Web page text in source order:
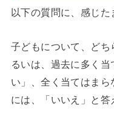
以下の質問に、感じた
子どもについて、ど
るいは、過去に多く
い」、全く当てはま
には、「いいえ」と答